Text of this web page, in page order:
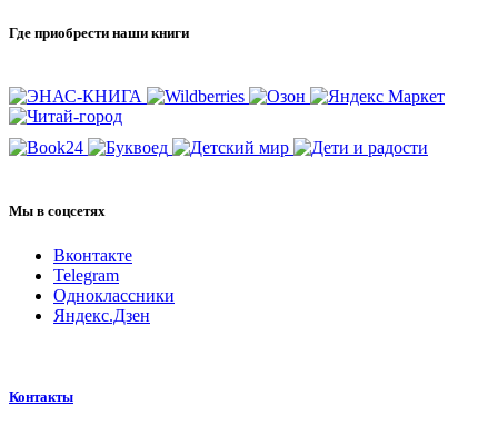
Где приобрести наши книги
Мы в соцсетях
Вконтакте
Telegram
Одноклассники
Яндекс.Дзен
Контакты